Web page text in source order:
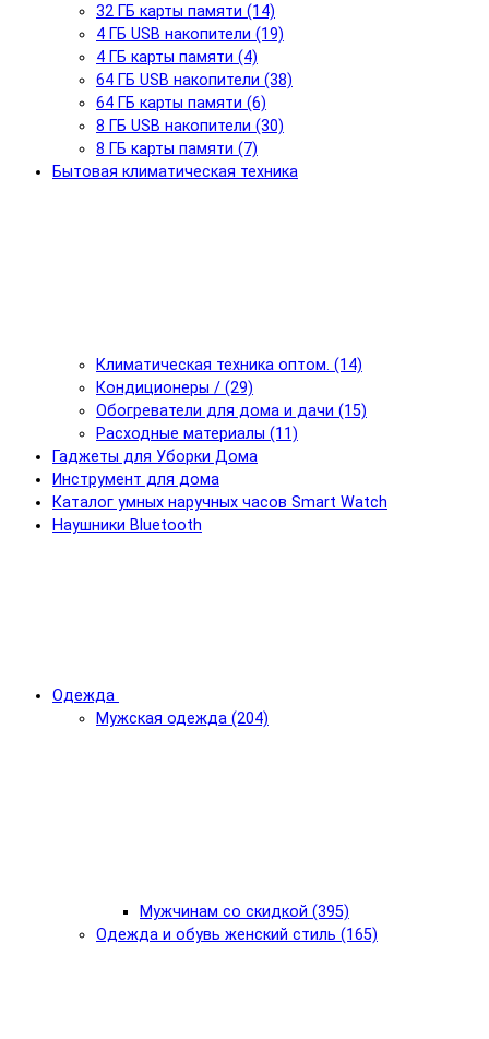
32 ГБ карты памяти (14)
4 ГБ USB накопители (19)
4 ГБ карты памяти (4)
64 ГБ USB накопители (38)
64 ГБ карты памяти (6)
8 ГБ USB накопители (30)
8 ГБ карты памяти (7)
Бытовая климатическая техника
Климатическая техника оптом. (14)
Кондиционеры / (29)
Обогреватели для дома и дачи (15)
Расходные материалы (11)
Гаджеты для Уборки Дома
Инструмент для дома
Каталог умных наручных часов Smart Watch
Наушники Bluetooth
Одежда
Мужская одежда (204)
Мужчинам со скидкой (395)
Одежда и обувь женский стиль (165)